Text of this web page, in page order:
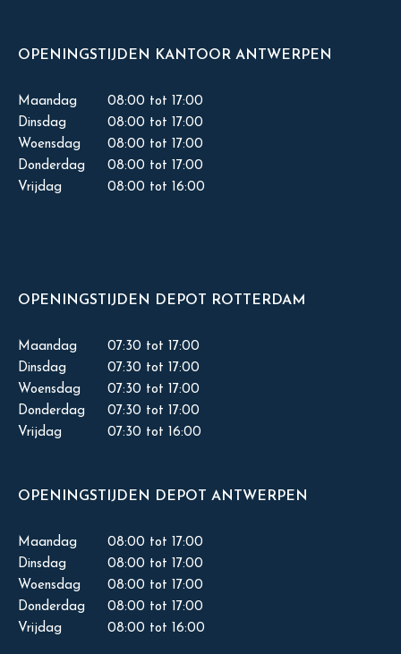
OPENINGSTIJDEN KANTOOR ANTWERPEN
Maandag
08:00 tot 17:00
Dinsdag
08:00 tot 17:00
Woensdag
08:00 tot 17:00
Donderdag
08:00 tot 17:00
Vrijdag
08:00 tot 16:00
OPENINGSTIJDEN DEPOT ROTTERDAM
Maandag
07:30 tot 17:00
Dinsdag
07:30 tot 17:00
Woensdag
07:30 tot 17:00
Donderdag
07:30 tot 17:00
Vrijdag
07:30 tot 16:00
OPENINGSTIJDEN DEPOT ANTWERPEN
Maandag
08:00 tot 17:00
Dinsdag
08:00 tot 17:00
Woensdag
08:00 tot 17:00
Donderdag
08:00 tot 17:00
Vrijdag
08:00 tot 16:00